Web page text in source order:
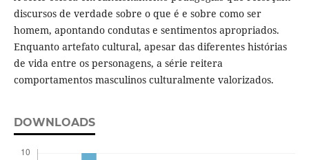
discursos de verdade sobre o que é e sobre como ser
homem, apontando condutas e sentimentos apropriados.
Enquanto artefato cultural, apesar das diferentes histórias
de vida entre os personagens, a série reitera
comportamentos masculinos culturalmente valorizados.
DOWNLOADS